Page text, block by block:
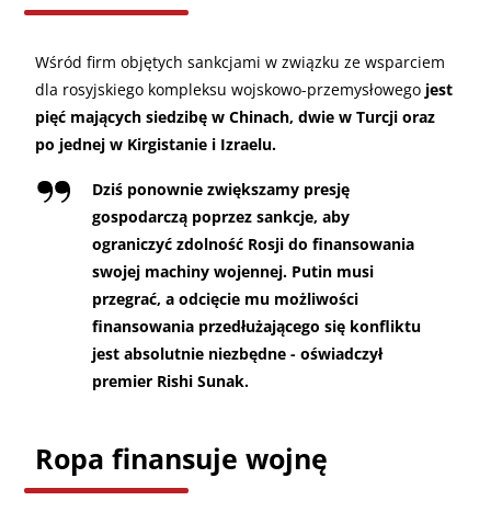
Wśród firm objętych sankcjami w związku ze wsparciem
dla rosyjskiego kompleksu wojskowo-przemysłowego jest
pięć mających siedzibę w Chinach, dwie w Turcji oraz
po jednej w Kirgistanie i Izraelu.
Dziś ponownie zwiększamy presję
gospodarczą poprzez sankcje, aby
ograniczyć zdolność Rosji do finansowania
swojej machiny wojennej. Putin musi
przegrać, a odcięcie mu możliwości
finansowania przedłużającego się konfliktu
jest absolutnie niezbędne - oświadczył
premier Rishi Sunak.
Ropa finansuje wojnę